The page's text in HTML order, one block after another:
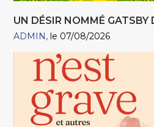
UN DÉSIR NOMMÉ GATSBY
ADMIN le 07/08/2026